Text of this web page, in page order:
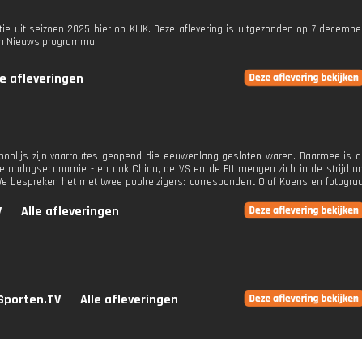
uit seizoen 2025 hier op KIJK. Deze aflevering is uitgezonden op 7
Nieuws programma
afleveringen
zijn vaarroutes geopend die eeuwenlang gesloten waren. Daarmee is
oorlogseconomie - en ook China, de VS en de EU mengen zich in de strijd
bespreken het met twee poolreizigers: correspondent Olaf Koens en
Alle afleveringen
Alle afleveringen